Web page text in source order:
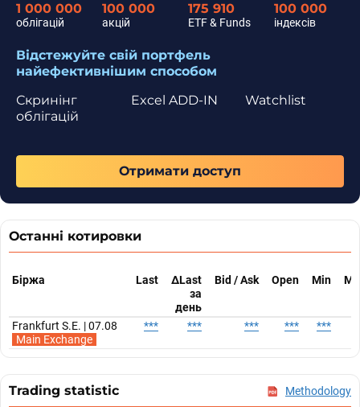
1 000 000
облігацій
100 000
акцій
175 910
ETF & Funds
100 000
індексів
Відстежуйте свій портфель
найефективнішим способом
Скринінг
облігацій
Watchlist
Excel ADD-IN
Отримати доступ
Останні котировки
Біржа Last
ΔLast
за
день
Bid / Ask Open Min
Frankfurt S.E. | 07.08
Main Exchange
*** *** *** *** ***
Trading statistic Methodology